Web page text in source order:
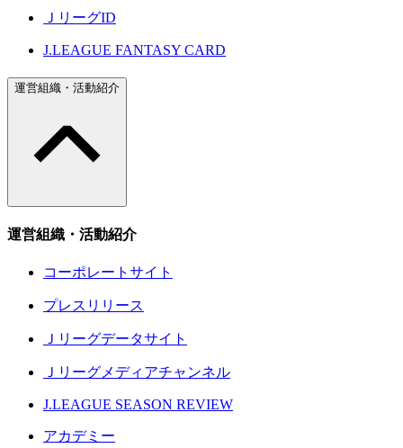
ＪリーグID
J.LEAGUE FANTASY CARD
運営組織・活動紹介
運営組織・活動紹介
コーポレートサイト
プレスリリース
Ｊリーグデータサイト
Ｊリーグメディアチャンネル
J.LEAGUE SEASON REVIEW
アカデミー